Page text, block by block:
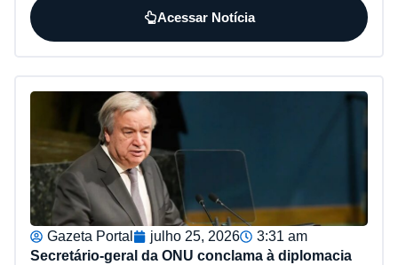
Acessar Notícia
Gazeta Portal julho 25, 2026
3:31 am
Secretário-geral da ONU conclama à diplomacia